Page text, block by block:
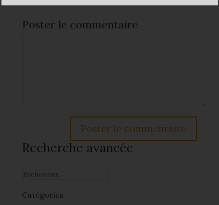
Poster le commentaire
Recherche avancée
Catégories